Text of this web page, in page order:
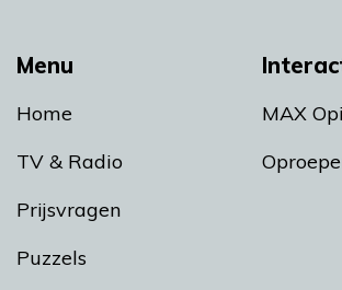
Menu
Home
TV & Radio
Prijsvragen
Puzzels
MAX